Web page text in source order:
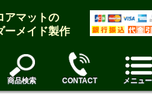
アマットの
メイド製作
商品検索 CONTACT メニュー